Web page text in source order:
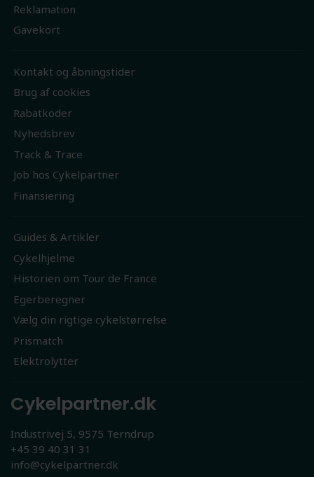
Reklamation
Gavekort
Kontakt og åbningstider
Brug af cookies
Rabatkoder
Nyhedsbrev
Track & Trace
Job hos Cykelpartner
Finansiering
Guides & Artikler
Cykelhjelme
Historien om Tour de France
Egerberegner
Vælg din rigtige cykelstørrelse
Prismatch
Elektrolytter
Cykelpartner.dk
Industrivej 5, 9575 Terndrup
+45 39 40 31 31
info@cykelpartner.dk